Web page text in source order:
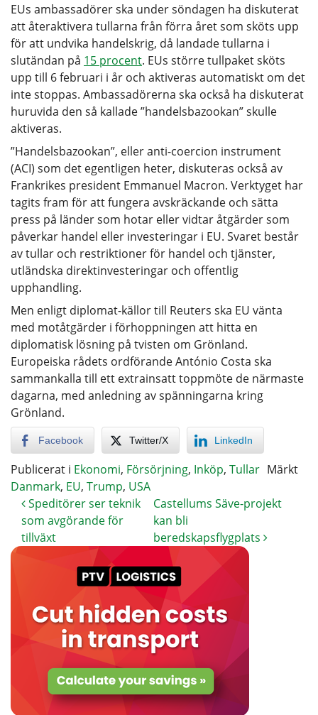
EUs ambassadörer ska under söndagen ha diskuterat
att återaktivera tullarna från förra året som sköts upp
för att undvika handelskrig, då landade tullarna i
slutändan på 15 procent. EUs större tullpaket sköts
upp till 6 februari i år och aktiveras automatiskt om det
inte stoppas. Ambassadörerna ska också ha diskuterat
huruvida den så kallade ”handelsbazookan” skulle
aktiveras.
”Handelsbazookan”, eller anti-coercion instrument
(ACI) som det egentligen heter, diskuteras också av
Frankrikes president Emmanuel Macron. Verktyget har
tagits fram för att fungera avskräckande och sätta
press på länder som hotar eller vidtar åtgärder som
påverkar handel eller investeringar i EU. Svaret består
av tullar och restriktioner för handel och tjänster,
utländska direktinvesteringar och offentlig
upphandling.
Men enligt diplomat-källor till Reuters ska EU vänta
med motåtgärder i förhoppningen att hitta en
diplomatisk lösning på tvisten om Grönland.
Europeiska rådets ordförande António Costa ska
sammankalla till ett extrainsatt toppmöte de närmaste
dagarna, med anledning av spänningarna kring
Grönland.
Facebook Twitter/X LinkedIn
Publicerat i Ekonomi, Försörjning, Inköp, Tullar Märkt
Danmark, EU, Trump, USA
Speditörer ser teknik
som avgörande för
tillväxt
Castellums Säve-projekt
kan bli
beredskapsflygplats